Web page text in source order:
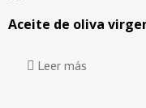
Aceite de oliva
Leer más